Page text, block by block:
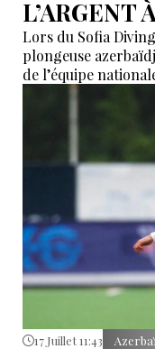
L’ARGENT
Lors du Sofia
plongeuse
de l’équipe
d’argent dans
catégorie filles
points, se classant
17 Juillet 11:43